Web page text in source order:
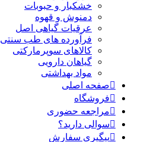
خشکبار و حبوبات
دمنوش و قهوه
عرقیات گیاهی اصل
فرآورده های طب سنتی
کالاهای سوپرمارکتی
گیاهان دارویی
مواد بهداشتی
صفحه اصلی
فروشگاه
مراجعه حضوری
سوالی دارید؟
پیگیری سفارش